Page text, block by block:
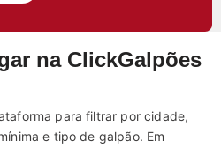
na ClickGalpões
para filtrar por cidade,
e tipo de galpão. Em